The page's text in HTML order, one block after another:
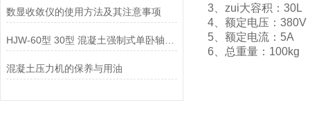
数显收敛仪的使用方法及其注意事项
混凝土压力机的保养与用油
3、zui大容积：30L
4、额定电压：380V
5、额定电流：5A
6、总重量：100kg